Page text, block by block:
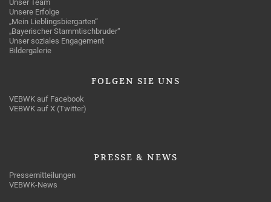
Unser Team
Unsere Erfolge
„Mein Lieblingsbiergarten“
„Bayerischer Stammtischbruder“
Unser soziales Engagement
Bildergalerie
FOLGEN SIE UNS
VEBWK auf Facebook
VEBWK auf X (Twitter)
PRESSE & NEWS
Pressemitteilungen
VEBWK-News